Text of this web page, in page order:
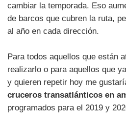
cambiar la temporada. Eso
de barcos que cubren la ruta,
al año en cada dirección.
Para todos aquellos que están
realizarlo o para aquellos que
y quieren repetir hoy me
cruceros transatlánticos en
programados para el 2019 y